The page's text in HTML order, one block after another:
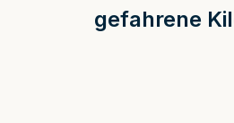
gefahrene